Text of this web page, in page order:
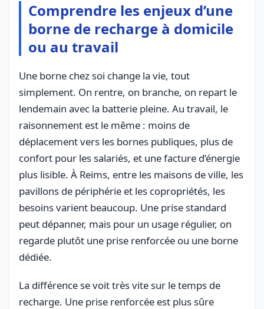
Comprendre les enjeux d’une
borne de recharge à domicile
ou au travail
Une borne chez soi change la vie, tout
simplement. On rentre, on branche, on repart le
lendemain avec la batterie pleine. Au travail, le
raisonnement est le même : moins de
déplacement vers les bornes publiques, plus de
confort pour les salariés, et une facture d’énergie
plus lisible. À Reims, entre les maisons de ville, les
pavillons de périphérie et les copropriétés, les
besoins varient beaucoup. Une prise standard
peut dépanner, mais pour un usage régulier, on
regarde plutôt une prise renforcée ou une borne
dédiée.
La différence se voit très vite sur le temps de
recharge. Une prise renforcée est plus sûre